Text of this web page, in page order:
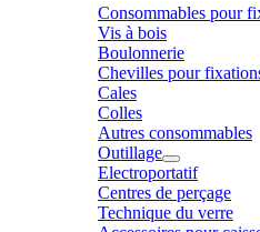
Consommables pour
Vis à bois
Boulonnerie
Chevilles pour
Cales
Colles
Autres consommables
Outillage
Electroportatif
Centres de perçage
Technique du verre